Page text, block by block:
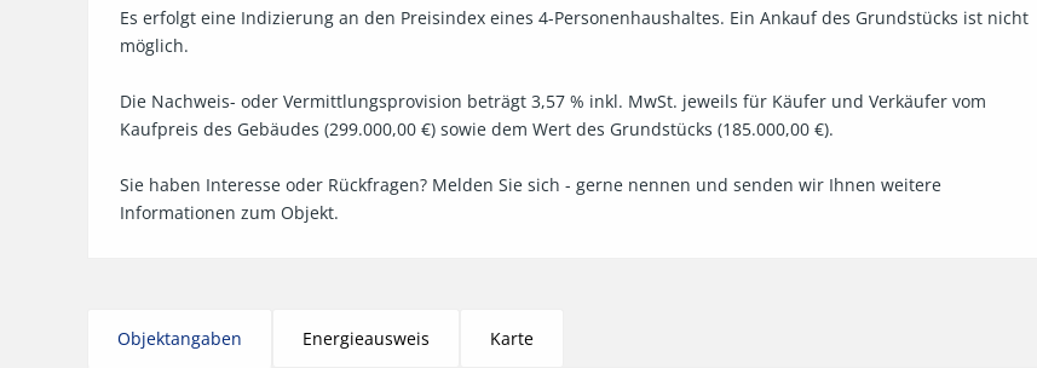
Es erfolgt eine Indizierung an den Preisindex eines 4-Personenhaushaltes. Ein Ankauf des Grundstücks ist nicht
möglich.
Die Nachweis- oder Vermittlungsprovision beträgt 3,57 % inkl. MwSt. jeweils für Käufer und Verkäufer vom
Kaufpreis des Gebäudes (299.000,00 €) sowie dem Wert des Grundstücks (185.000,00 €).
Sie haben Interesse oder Rückfragen? Melden Sie sich - gerne nennen und senden wir Ihnen weitere
Informationen zum Objekt.
Objektangaben Energieausweis Karte